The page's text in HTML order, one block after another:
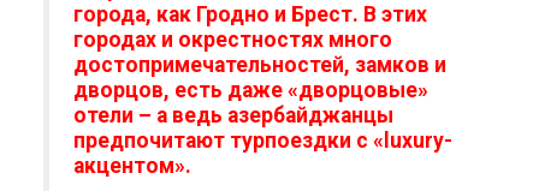
города, как Гродно и Брест. В этих
городах и окрестностях много
достопримечательностей, замков и
дворцов, есть даже «дворцовые»
отели – а ведь азербайджанцы
предпочитают турпоездки с «luxury-
акцентом».